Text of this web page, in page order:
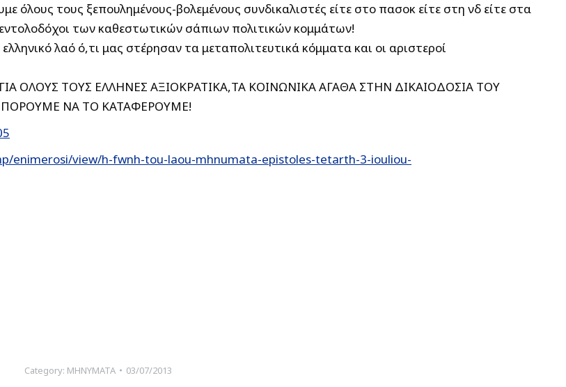
όλους τους ξεπουλημένους-βολεμένους συνδικαλιστές είτε στο πασοκ είτε στη νδ είτε στα
των καθεστωτικών σάπιων πολιτικών κομμάτων!
λαό ό,τι μας στέρησαν τα μεταπολιτευτικά κόμματα και οι αριστεροί
ΟΛΟΥΣ ΤΟΥΣ ΕΛΛΗΝΕΣ ΑΞΙΟΚΡΑΤΙΚΑ,ΤΑ ΚΟΙΝΩΝΙΚΑ ΑΓΑΘΑ ΣΤΗΝ ΔΙΚΑΙΟΔΟΣΙΑ ΤΟΥ
ΝΑ ΤΟ ΚΑΤΑΦΕΡΟΥΜΕ!
enimerosi/view/h-fwnh-tou-laou-mhnumata-epistoles-tetarth-3-iouliou-
Category: ΜΗΝΥΜΑΤΑ 03/07/2013